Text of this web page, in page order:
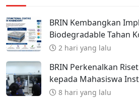
BRIN Kembangkan
Biodegradable Tahan
2 hari yang lalu
BRIN Perkenalkan
kepada Mahasiswa
8 hari yang lalu